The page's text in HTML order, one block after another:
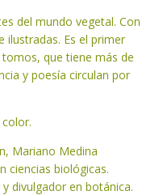
del mundo vegetal. Con
ilustradas. Es el primer
que tiene más de
y poesía circulan por
Mariano Medina
ciencias biológicas.
divulgador en botánica.